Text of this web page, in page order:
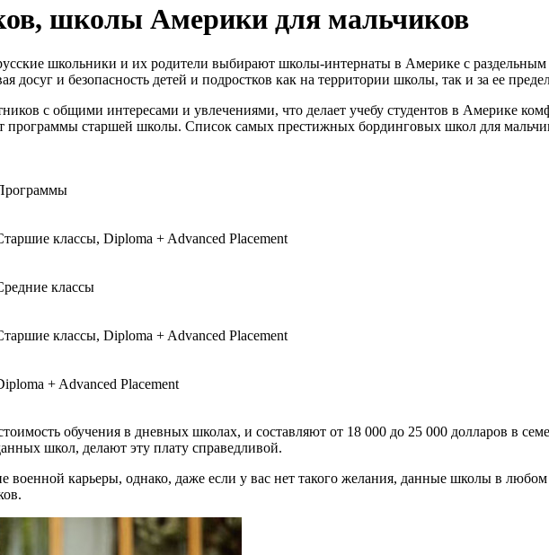
школы Америки для мальчиков
школьники и их родители выбирают школы-интернаты в Америке с
и безопасность детей и подростков как на территории школы, так и за ее
с общими интересами и увлечениями, что делает учебу студентов в Америке
программы старшей школы. Список самых престижных бординговых школ для
классы, Diploma + Advanced Placement
классы
классы, Diploma + Advanced Placement
+ Advanced Placement
обучения в дневных школах, и составляют от 18 000 до 25 000 долларов в
школ, делают эту плату справедливой.
карьеры, однако, даже если у вас нет такого желания, данные школы в любом